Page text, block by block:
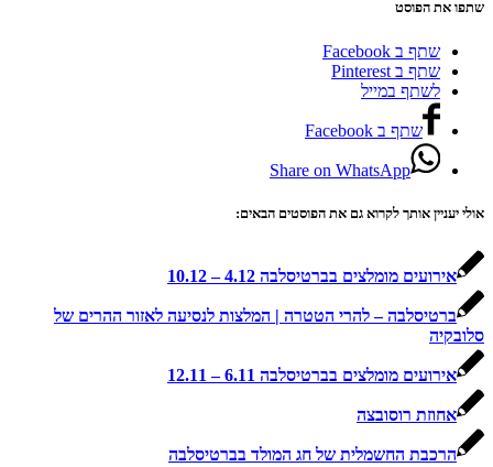
הפוסט
שתף ב Facebook
שתף ב Pinterest
לשתף במייל
שתף ב Facebook
Share on WhatsApp
אותך לקרוא גם את הפוסטים הבאים:
מומלצים בברטיסלבה 4.12 – 10.12
– להרי הטטרה | המלצות לנסיעה לאזור ההרים של
מומלצים בברטיסלבה 6.11 – 12.11
רוסובצה
החשמלית של חג המולד בברטיסלבה